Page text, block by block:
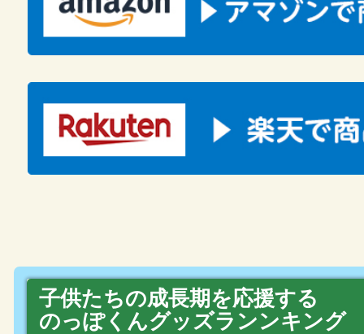
子供たちの成長期を応援する
のっぽくんグッズランンキング